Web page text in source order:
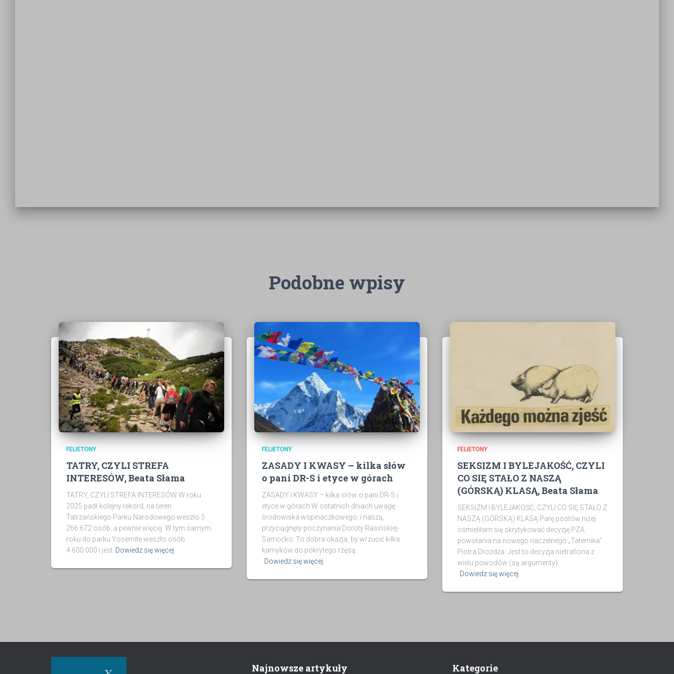
Podobne wpisy
FELIETONY
TATRY, CZYLI STREFA
INTERESÓW, Beata Słama
TATRY, CZYLI STREFA INTERESÓW W roku
2025 padł kolejny rekord, na teren
Tatrzańskiego Parku Narodowego weszło 5
266 672 osób, a pewnie więcej. W tym samym
roku do parku Yosemite weszło osób
4 600 000 i jest Dowiedz się więcej
FELIETONY
ZASADY I KWASY – kilka słów
o pani DR-S i etyce w górach
ZASADY I KWASY – kilka słów o pani DR-S i
etyce w górach W ostatnich dniach uwagę
środowiska wspinaczkowego, i naszą,
przyciągnęły poczynania Doroty Rasińskiej-
Samoćko. To dobra okazja, by wrzucić kilka
kamyków do pokrytego rzęsą
Dowiedz się więcej
FELIETONY
SEKSIZM I BYLEJAKOŚĆ, CZYLI
CO SIĘ STAŁO Z NASZĄ
(GÓRSKĄ) KLASĄ, Beata Słama
SEKSIZM I BYLEJAKOŚĆ, CZYLI CO SIĘ STAŁO Z
NASZĄ (GÓRSKĄ) KLASĄ Parę postów niżej
ośmieliłam się skrytykować decyzję PZA
powołania na nowego naczelnego „Taternika”
Piotra Drożdża. Jest to decyzja nietrafiona z
wielu powodów (są argumenty),
Dowiedz się więcej
Najnowsze artykuły Kategorie